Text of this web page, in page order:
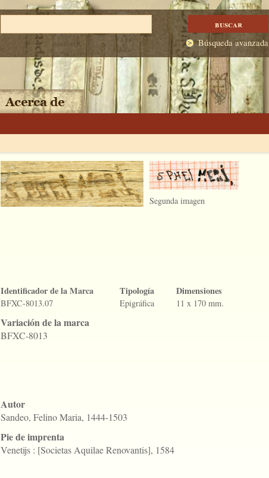
Búsqueda avanzada
Segunda imagen
Identificador de la Marca
BFXC-8013.07
Tipología
Epigráfica
Dimensiones
11 x 170 mm.
Variación de la marca
BFXC-8013
Autor
Sandeo, Felino Maria, 1444-1503
Pie de imprenta
Venetijs : [Societas Aquilae Renovantis], 1584